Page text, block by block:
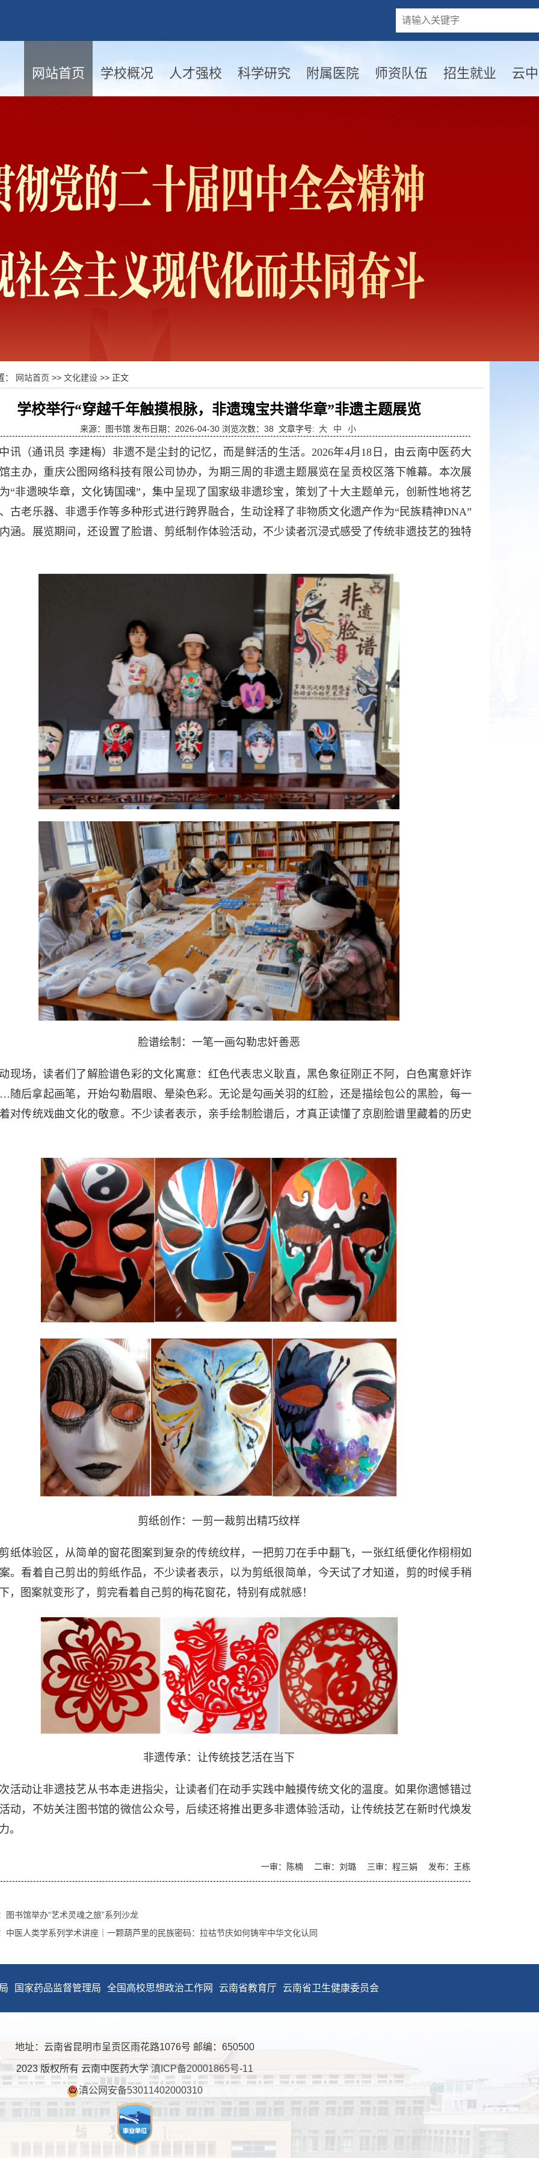
网站首页 学校概况 人才强校 科学研究 附属医院 师资队伍 招生就业 云
： 网站首页 >> 文化建设 >> 正文
学校举行“穿越千年触摸根脉，非遗瑰宝共谱华章”非遗主题展览
来源：图书馆 发布日期：2026-04-30 浏览次数： 38 文章字号: 大 中 小
讯（通讯员 李建梅）非遗不是尘封的记忆，而是鲜活的生活。2026年4月18日，由‌云南中医药大
主办，‌重庆公图网络科技有限公司‌协办，为期三周的非遗主题展览在呈贡校区落下帷幕。本次展
“非遗映华章，文化铸国魂”，集中呈现了‌国家级非遗珍宝‌，策划了‌十大主题单元‌，创新性地将艺
古老乐器、非遗手作等多种形式进行跨界融合，生动诠释了非物质文化遗产作为“民族精神DNA”
涵。展览期间，还设置了脸谱、剪纸制作体验活动，不少读者沉浸式感受了传统非遗技艺的独特
脸谱绘制：一笔一画勾勒忠奸善恶
现场，读者们了解脸谱色彩的文化寓意：红色代表忠义耿直，黑色象征刚正不阿，白色寓意奸诈
后拿起画笔，开始勾勒眉眼、晕染色彩。无论是勾画关羽的红脸，还是描绘包公的黑脸，每一
对传统戏曲文化的敬意。不少读者表示，亲手绘制脸谱后，才真正读懂了京剧脸谱里藏着的历史
剪纸创作：一剪一裁剪出精巧纹样
纸体验区，从简单的窗花图案到复杂的传统纹样，一把剪刀在手中翻飞，一张红纸便化作栩栩如
。看着自己剪出的剪纸作品，不少读者表示，以为剪纸很简单，今天试了才知道，剪的时候手稍
，图案就变形了，剪完看着自己剪的梅花窗花，特别有成就感！
非遗传承：让传统技艺活在当下
活动让非遗技艺从书本走进指尖，让读者们在动手实践中触摸传统文化的温度。如果你遗憾错过
动，不妨关注图书馆的微信公众号，后续还将推出更多非遗体验活动，让传统技艺在新时代焕发
。
一审：陈楠 二审：刘璐 三审：程三娟 发布：王栋
图书馆举办“艺术灵魂之旅”系列沙龙
中医人类学系列学术讲座｜一颗葫芦里的民族密码：拉祜节庆如何铸牢中华文化认同
国家药品监督管理局 全国高校思想政治工作网 云南省教育厅 云南省卫生健康委员会
地址：云南省昆明市呈贡区雨花路1076号 邮编：650500
2023 版权所有 云南中医药大学滇ICP备20001865号-11
滇公网安备53011402000310